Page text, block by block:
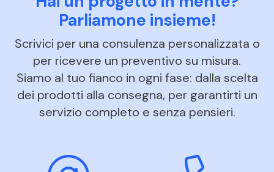
Parliamone insieme!
Scrivici per una consulenza personalizzata o
per ricevere un preventivo su misura.
Siamo al tuo fianco in ogni fase: dalla scelta
dei prodotti alla consegna, per garantirti un
servizio completo e senza pensieri.